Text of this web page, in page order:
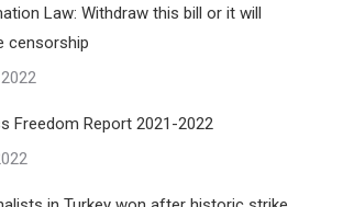
Law: Withdraw this bill or it will
censorship
Freedom Report 2021-2022